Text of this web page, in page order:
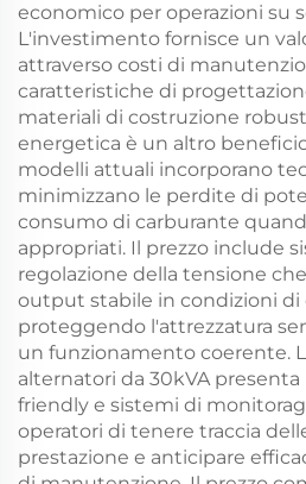
economico per operazioni su
L'investimento fornisce un
attraverso costi di
caratteristiche di
materiali di costruzione
energetica è un altro
modelli attuali incorporano
minimizzano le perdite di
consumo di carburante
appropriati. Il prezzo include
regolazione della tensione
output stabile in condizioni di
proteggendo l'attrezzatura
un funzionamento coerente.
alternatori da 30kVA
friendly e sistemi di
operatori di tenere traccia
prestazione e anticipare